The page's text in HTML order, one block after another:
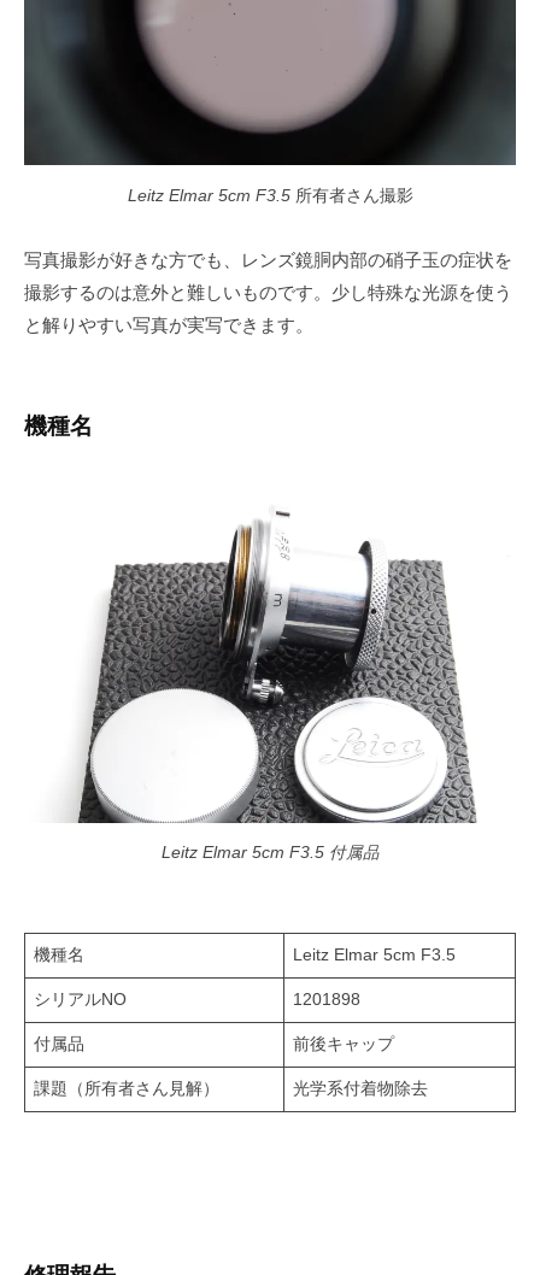
Leitz Elmar 5cm F3.5 所有者さん撮影
写真撮影が好きな方でも、レンズ鏡胴内部の硝子玉の症状を
撮影するのは意外と難しいものです。少し特殊な光源を使う
と解りやすい写真が実写できます。
機種名
Leitz Elmar 5cm F3.5 付属品
機種名 Leitz Elmar 5cm F3.5
シリアルNO 1201898
付属品 前後キャップ
課題（所有者さん見解） 光学系付着物除去